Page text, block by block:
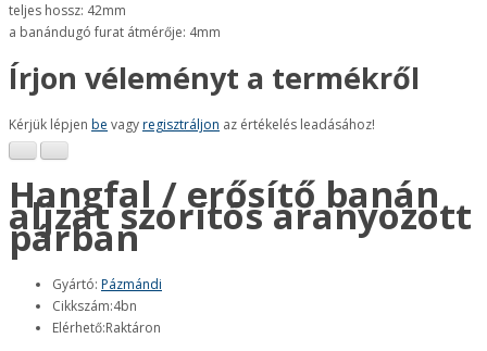
teljes hossz: 42mm
a banándugó furat átmérője: 4mm
Írjon véleményt a termékről
Kérjük lépjen be vagyregisztráljon az értékelés leadásához!
Hangfal / erősítő banán
aljzat szorítós aranyozott
párban
Gyártó: Pázmándi
Cikkszám:4bn
Elérhető:Raktáron